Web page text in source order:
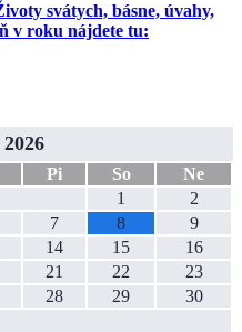
svátych, básne, úvahy,
v roku nájdete tu:
Pi So
Ne
1
2
7 8
9
14 15
16
21 22
23
28 29
30